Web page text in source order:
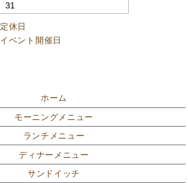
31
定休日
イベント開催日
ホーム
モーニングメニュー
ランチメニュー
ディナーメニュー
サンドイッチ